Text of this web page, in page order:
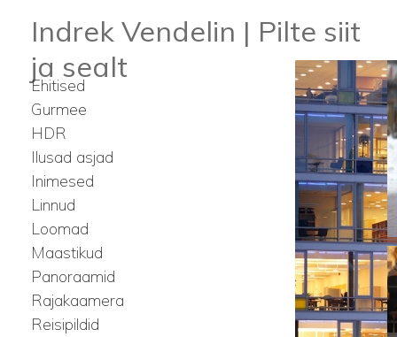
Indrek Vendelin | Pilte siit
ja sealt
Ehitised
Gurmee
HDR
Ilusad asjad
Inimesed
Linnud
Loomad
Maastikud
Panoraamid
Rajakaamera
Reisipildid